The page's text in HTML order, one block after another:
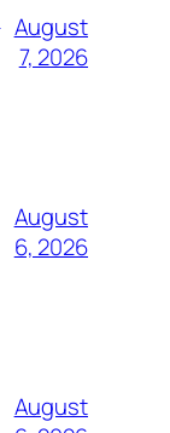
August
7, 2026
August
6, 2026
August